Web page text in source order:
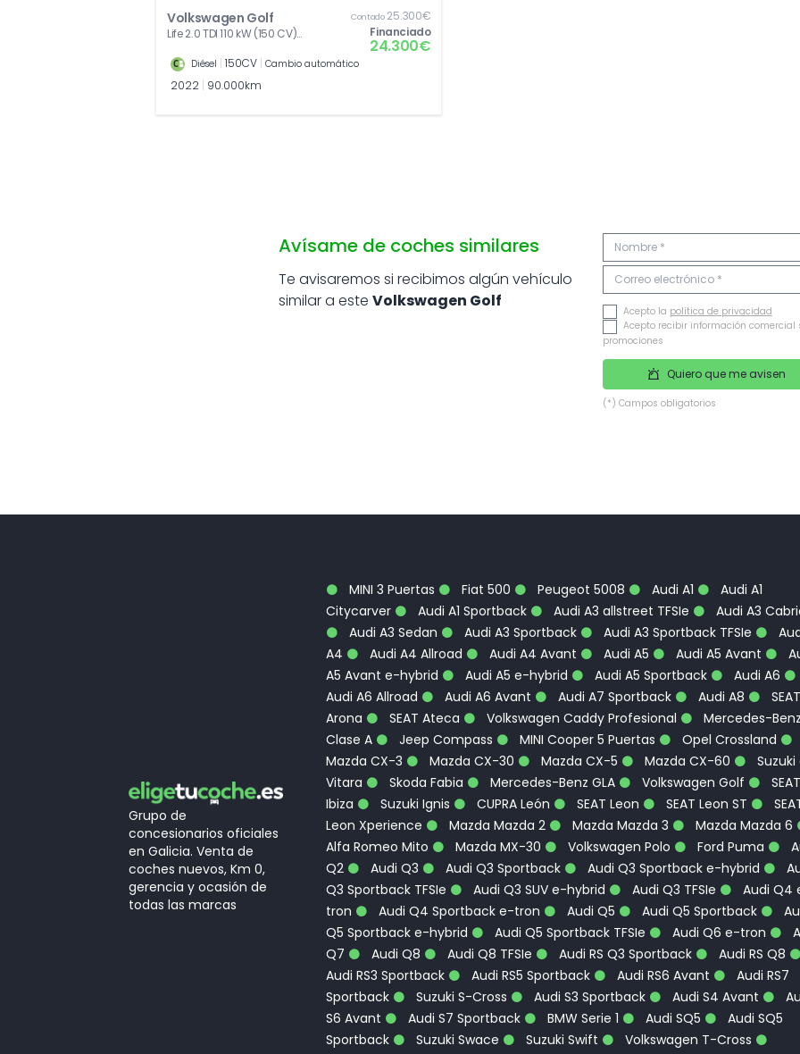
Volkswagen Golf
Life 2.0 TDI 110 kW (150 CV)
Contado25.300€
Financiado
24.300€
Diésel 150CV Cambio automático
2022 90.000km
Avísame de coches similares
Te avisaremos si recibimos algún vehículo
similar a este Volkswagen Golf
Acepto la política de privacidad
Acepto recibir información comercial
promociones
Quiero que me avisen
(*) Campos obligatorios
Grupo de
concesionarios oficiales
en Galicia. Venta de
coches nuevos, Km 0,
gerencia y ocasión de
todas las marcas
MINI 3 Puertas Fiat 500 Peugeot 5008 Audi A1
Audi A1
Citycarver
Audi A1 Sportback Audi A3 allstreet TFSIe
Audi A3
Audi A3 Sedan
Audi A3 Sportback Audi A3 Sportback TFSIe
A4
Audi A4 Allroad Audi A4 Avant Audi A5 Audi A5 Avant
A5 Avant e-hybrid
Audi A5 e-hybrid Audi A5 Sportback
Audi A6
Audi A6 Allroad
Audi A6 Avant Audi A7 Sportback Audi A8
SEAT
Arona
SEAT Ateca Volkswagen Caddy Profesional
Mercedes-
Clase A
Jeep Compass MINI Cooper 5 Puertas
Opel Crossland
Mazda CX-3
Mazda CX-30 Mazda CX-5 Mazda CX-60
Suzuki
Vitara
Skoda Fabia Mercedes-Benz GLA Volkswagen Golf
SEAT
Ibiza
Suzuki Ignis CUPRA León SEAT Leon SEAT Leon ST
Leon Xperience
Mazda Mazda 2 Mazda Mazda 3
Mazda Mazda 6
Alfa Romeo Mito
Mazda MX-30 Volkswagen Polo Ford Puma
Q2
Audi Q3 Audi Q3 Sportback Audi Q3 Sportback e-hybrid
Q3 Sportback TFSIe
Audi Q3 SUV e-hybrid Audi Q3 TFSIe
Audi Q4
tron
Audi Q4 Sportback e-tron Audi Q5 Audi Q5 Sportback
Q5 Sportback e-hybrid
Audi Q5 Sportback TFSIe Audi Q6 e-tron
Q7
Audi Q8 Audi Q8 TFSIe Audi RS Q3 Sportback
Audi RS Q8
Audi RS3 Sportback
Audi RS5 Sportback Audi RS6 Avant
Audi RS7
Sportback
Suzuki S-Cross Audi S3 Sportback Audi S4 Avant
S6 Avant
Audi S7 Sportback BMW Serie 1 Audi SQ5
Audi SQ5
Sportback
Suzuki Swace Suzuki Swift
Volkswagen T-Cross